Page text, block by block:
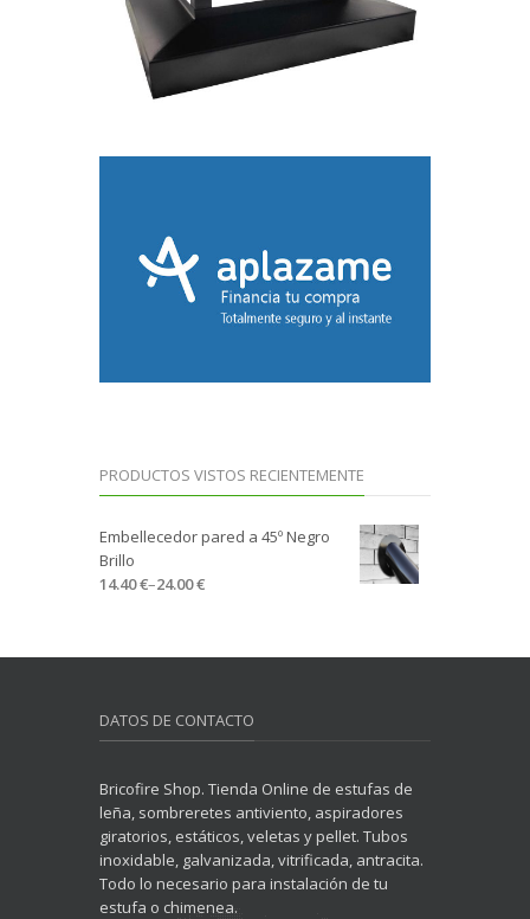
PRODUCTOS VISTOS RECIENTEMENTE
Embellecedor pared a 45º Negro
Brillo
14.40 €–24.00 €
DATOS DE CONTACTO
Bricofire Shop. Tienda Online de estufas de
leña, sombreretes antiviento, aspiradores
giratorios, estáticos, veletas y pellet. Tubos
inoxidable, galvanizada, vitrificada, antracita.
Todo lo necesario para instalación de tu
estufa o chimenea.